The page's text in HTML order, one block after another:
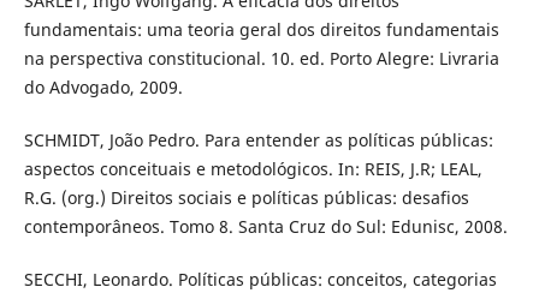
fundamentais: uma teoria geral dos direitos fundamentais
na perspectiva constitucional. 10. ed. Porto Alegre: Livraria
do Advogado, 2009.
SCHMIDT, João Pedro. Para entender as políticas públicas:
aspectos conceituais e metodológicos. In: REIS, J.R; LEAL,
R.G. (org.) Direitos sociais e políticas públicas: desafios
contemporâneos. Tomo 8. Santa Cruz do Sul: Edunisc, 2008.
SECCHI, Leonardo. Políticas públicas: conceitos, categorias